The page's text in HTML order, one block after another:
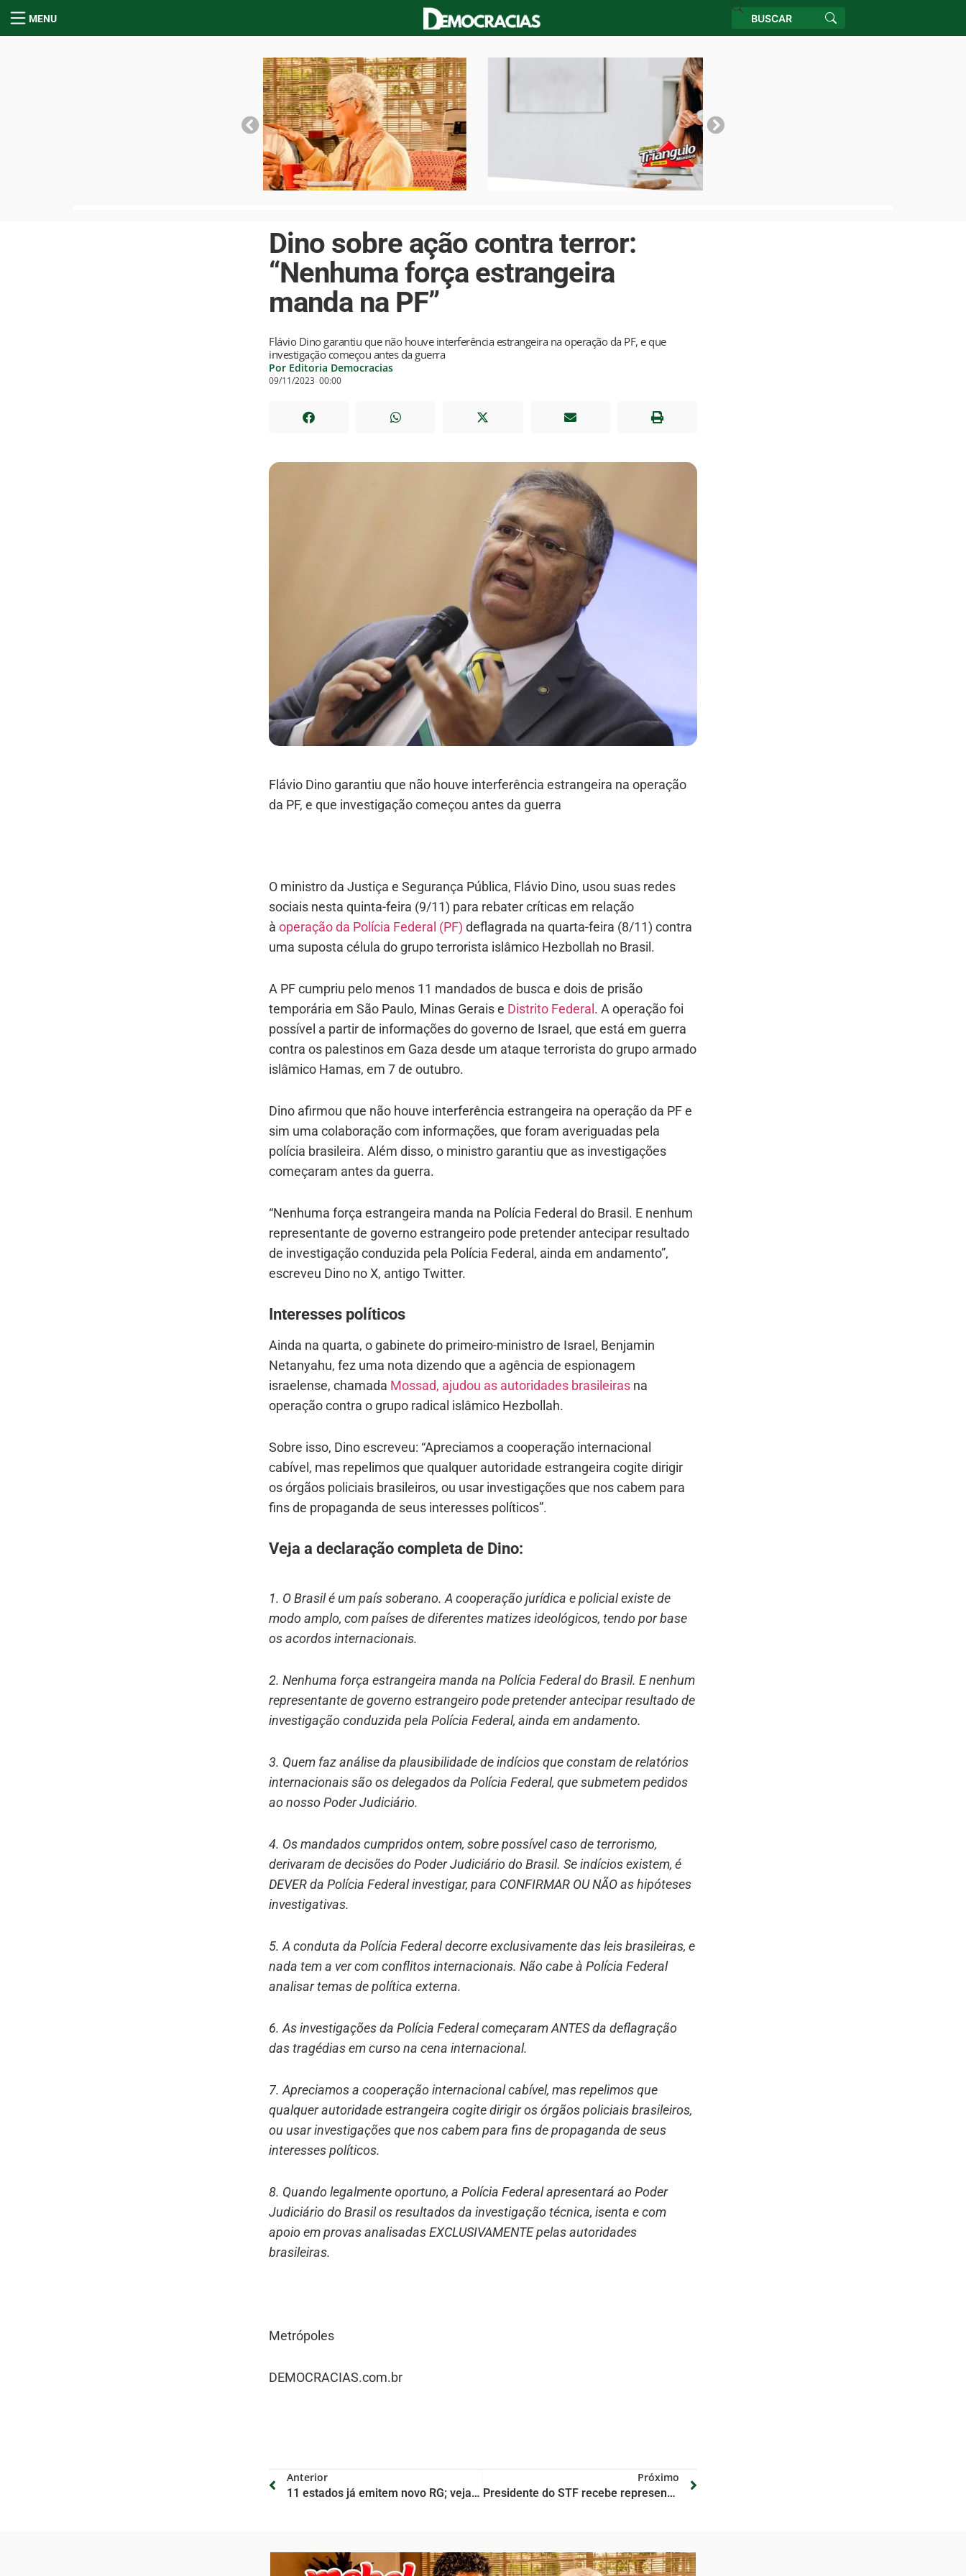
MENU
Dino sobre ação contra terror:
“Nenhuma força estrangeira
manda na PF”
Flávio Dino garantiu que não houve interferência estrangeira na operação da PF, e que
investigação começou antes da guerra
Por Editoria Democracias
09/11/2023 00:00
Flávio Dino garantiu que não houve interferência estrangeira na operação
da PF, e que investigação começou antes da guerra
O ministro da Justiça e Segurança Pública, Flávio Dino, usou suas redes
sociais nesta quinta-feira (9/11) para rebater críticas em relação
àoperação da Polícia Federal (PF) deflagrada na quarta-feira (8/11) contra
uma suposta célula do grupo terrorista islâmico Hezbollah no Brasil.
A PF cumpriu pelo menos 11 mandados de busca e dois de prisão
temporária em São Paulo, Minas Gerais e Distrito Federal . A operação foi
possível a partir de informações do governo de Israel, que está em guerra
contra os palestinos em Gaza desde um ataque terrorista do grupo armado
islâmico Hamas, em 7 de outubro.
Dino afirmou que não houve interferência estrangeira na operação da PF e
sim uma colaboração com informações, que foram averiguadas pela
polícia brasileira. Além disso, o ministro garantiu que as investigações
começaram antes da guerra.
“Nenhuma força estrangeira manda na Polícia Federal do Brasil. E nenhum
representante de governo estrangeiro pode pretender antecipar resultado
de investigação conduzida pela Polícia Federal, ainda em andamento”,
escreveu Dino no X, antigo Twitter.
Interesses políticos
Ainda na quarta, o gabinete do primeiro-ministro de Israel, Benjamin
Netanyahu, fez uma nota dizendo que a agência de espionagem
israelense, chamada Mossad, ajudou as autoridades brasileiras na
operação contra o grupo radical islâmico Hezbollah.
Sobre isso, Dino escreveu: “Apreciamos a cooperação internacional
cabível, mas repelimos que qualquer autoridade estrangeira cogite dirigir
os órgãos policiais brasileiros, ou usar investigações que nos cabem para
fins de propaganda de seus interesses políticos”.
Veja a declaração completa de Dino:
1. O Brasil é um país soberano. A cooperação jurídica e policial existe de
modo amplo, com países de diferentes matizes ideológicos, tendo por base
os acordos internacionais.
2. Nenhuma força estrangeira manda na Polícia Federal do Brasil. E nenhum
representante de governo estrangeiro pode pretender antecipar resultado de
investigação conduzida pela Polícia Federal, ainda em andamento.
3. Quem faz análise da plausibilidade de indícios que constam de relatórios
internacionais são os delegados da Polícia Federal, que submetem pedidos
ao nosso Poder Judiciário.
4. Os mandados cumpridos ontem, sobre possível caso de terrorismo,
derivaram de decisões do Poder Judiciário do Brasil. Se indícios existem, é
DEVER da Polícia Federal investigar, para CONFIRMAR OU NÃO as hipóteses
investigativas.
5. A conduta da Polícia Federal decorre exclusivamente das leis brasileiras, e
nada tem a ver com conflitos internacionais. Não cabe à Polícia Federal
analisar temas de política externa.
6. As investigações da Polícia Federal começaram ANTES da deflagração
das tragédias em curso na cena internacional.
7. Apreciamos a cooperação internacional cabível, mas repelimos que
qualquer autoridade estrangeira cogite dirigir os órgãos policiais brasileiros,
ou usar investigações que nos cabem para fins de propaganda de seus
interesses políticos.
8. Quando legalmente oportuno, a Polícia Federal apresentará ao Poder
Judiciário do Brasil os resultados da investigação técnica, isenta e com
apoio em provas analisadas EXCLUSIVAMENTE pelas autoridades
brasileiras.
Metrópoles
DEMOCRACIAS.com.br
Anterior
11 estados já emitem novo RG; veja como tirar o documento
Próximo
Presidente do STF recebe representantes da Bancada Negra da Câmara dos Deputados